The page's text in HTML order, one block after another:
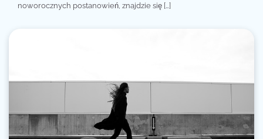
noworocznych postanowień, znajdzie się […]